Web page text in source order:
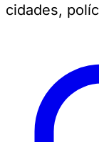
cidades,